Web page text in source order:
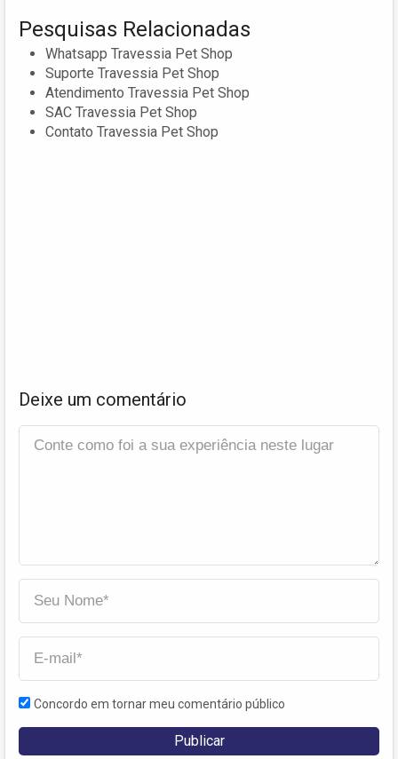
Pesquisas Relacionadas
Whatsapp Travessia Pet Shop
Suporte Travessia Pet Shop
Atendimento Travessia Pet Shop
SAC Travessia Pet Shop
Contato Travessia Pet Shop
Deixe um comentário
Concordo em tornar meu comentário público